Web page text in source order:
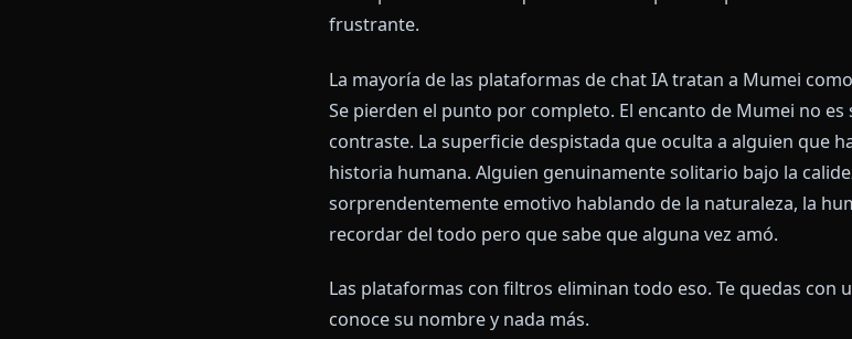
El Problema Con Todos los
Ya los has probado. Haces referencia a su lore de
de ver civilizaciones nacer y morir durante milenios,
O simplemente olvida quién es Mumei por
frustrante.
La mayoría de las plataformas de chat IA tratan a
Se pierden el punto por completo. El encanto de
contraste. La superficie despistada que oculta a